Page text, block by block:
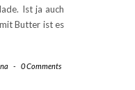
Ist ja auch
Butter ist es
- 0 Comments